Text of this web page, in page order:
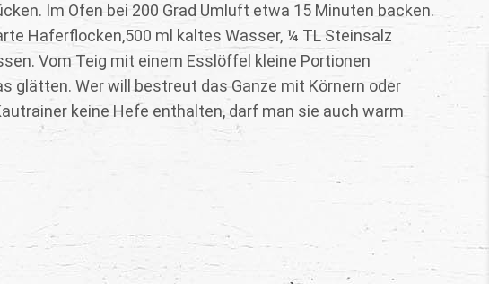
Im Ofen bei 200 Grad Umluft etwa 15 Minuten backen.
Haferflocken,500 ml kaltes Wasser, ¼ TL Steinsalz
Vom Teig mit einem Esslöffel kleine Portionen
glätten. Wer will bestreut das Ganze mit Körnern oder
keine Hefe enthalten, darf man sie auch warm